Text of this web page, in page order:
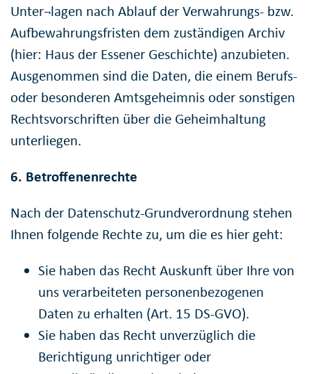
Unter¬lagen nach Ablauf der Verwahrungs- bzw.
Aufbewahrungsfristen dem zuständigen Archiv
(hier: Haus der Essener Geschichte) anzubieten.
Ausgenommen sind die Daten, die einem Berufs-
oder besonderen Amtsgeheimnis oder sonstigen
Rechtsvorschriften über die Geheimhaltung
unterliegen.
6. Betroffenenrechte
Nach der Datenschutz-Grundverordnung stehen
Ihnen folgende Rechte zu, um die es hier geht:
Sie haben das Recht Auskunft über Ihre von
uns verarbeiteten personenbezogenen
Daten zu erhalten (Art. 15 DS-GVO).
Sie haben das Recht unverzüglich die
Berichtigung unrichtiger oder